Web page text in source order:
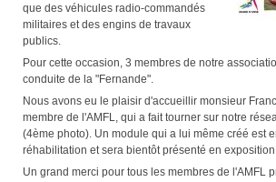
que des véhicules radio-commandés
militaires et des engins de travaux
publics.
Pour cette occasion, 3 membres de notre
conduite de la "Fernande".
Nous avons eu le plaisir d'accueillir monsieur
membre de l'AMFL, qui a fait tourner sur notre
(4ème photo). Un module qui a lui même créé est
réhabilitation et sera bientôt présenté en
Un grand merci pour tous les membres de l'AMFL